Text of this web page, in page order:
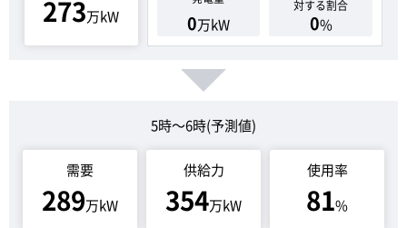
273万kW 0万kW
対する割合
0%
5時～6時(予測値)
需要
289万kW
供給力
354万kW
使用率
81%